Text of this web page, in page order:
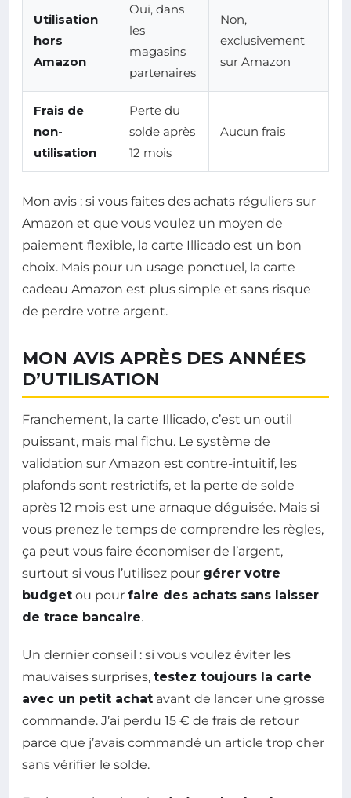
Utilisation
hors
Amazon
Oui, dans
les
magasins
partenaires
Non,
exclusivement
sur Amazon
Frais de
non-
utilisation
Perte du
solde après
12 mois
Aucun frais
Mon avis : si vous faites des achats réguliers sur
Amazon et que vous voulez un moyen de
paiement flexible, la carte Illicado est un bon
choix. Mais pour un usage ponctuel, la carte
cadeau Amazon est plus simple et sans risque
de perdre votre argent.
MON AVIS APRÈS DES ANNÉES
D’UTILISATION
Franchement, la carte Illicado, c’est un outil
puissant, mais mal fichu. Le système de
validation sur Amazon est contre-intuitif, les
plafonds sont restrictifs, et la perte de solde
après 12 mois est une arnaque déguisée. Mais si
vous prenez le temps de comprendre les règles,
ça peut vous faire économiser de l’argent,
surtout si vous l’utilisez pour gérer votre
budget ou pour faire des achats sans laisser
de trace bancaire.
Un dernier conseil : si vous voulez éviter les
mauvaises surprises, testez toujours la carte
avec un petit achat avant de lancer une grosse
commande. J’ai perdu 15 € de frais de retour
parce que j’avais commandé un article trop cher
sans vérifier le solde.